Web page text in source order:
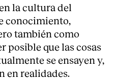
la cultura del
conocimiento,
también como
posible que las cosas
se ensayen y,
en realidades.